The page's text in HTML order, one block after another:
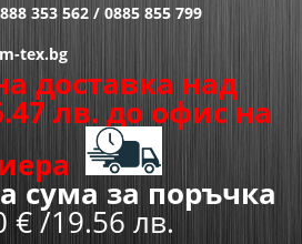
353 562 / 0885 855 799
tex.bg
доставка над
лв. до офис на
сума за поръчка
€ /19.56 лв.